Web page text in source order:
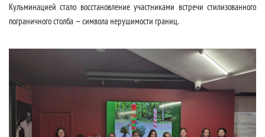
Кульминацией стало восстановление участниками встречи стилизованного
пограничного столба — символа нерушимости границ.